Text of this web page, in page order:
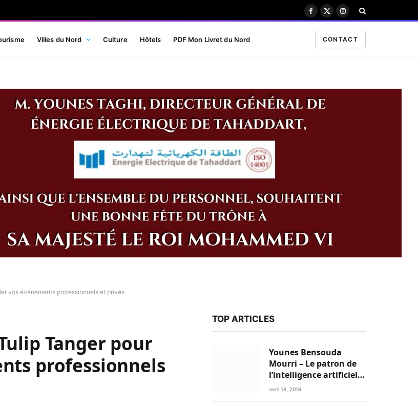
Facebook
X
Instagram
Villes du Nord Culture Hôtels PDF Mon Livret du Nord CONTACT
vos événements professionnels et privés
Tanger pour
professionnels
TOP ARTICLES
Younes Bensouda
Mourri – Le patron de
l’intelligence artificielle
est un Marocain
avril 18, 2019